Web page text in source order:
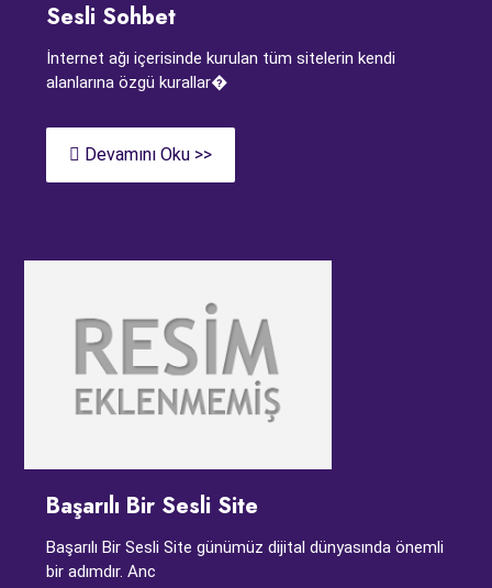
Sesli Sohbet
İnternet ağı içerisinde kurulan tüm sitelerin kendi
alanlarına özgü kurallar�
Devamını Oku >>
Başarılı Bir Sesli Site
Başarılı Bir Sesli Site günümüz dijital dünyasında önemli
bir adımdır. Anc